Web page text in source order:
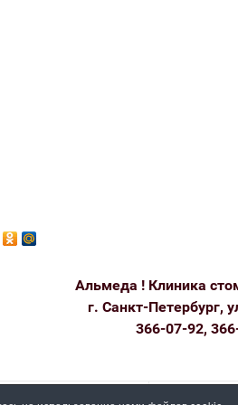
Альмеда ! Клиника
г. Санкт-Петербург,
366-07-92,